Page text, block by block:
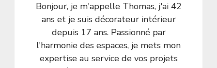
Bonjour, je m'appelle Thomas, j'ai 42
ans et je suis décorateur intérieur
depuis 17 ans. Passionné par
l'harmonie des espaces, je mets mon
expertise au service de vos projets